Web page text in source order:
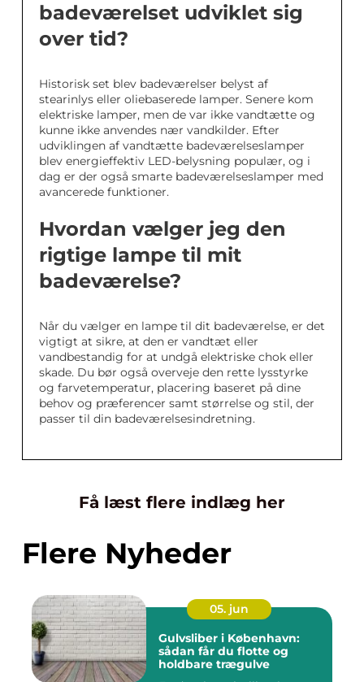
badeværelset udviklet sig
over tid?
Historisk set blev badeværelser belyst af
stearinlys eller oliebaserede lamper. Senere kom
elektriske lamper, men de var ikke vandtætte og
kunne ikke anvendes nær vandkilder. Efter
udviklingen af vandtætte badeværelseslamper
blev energieffektiv LED-belysning populær, og i
dag er der også smarte badeværelseslamper med
avancerede funktioner.
Hvordan vælger jeg den
rigtige lampe til mit
badeværelse?
Når du vælger en lampe til dit badeværelse, er det
vigtigt at sikre, at den er vandtæt eller
vandbestandig for at undgå elektriske chok eller
skade. Du bør også overveje den rette lysstyrke
og farvetemperatur, placering baseret på dine
behov og præferencer samt størrelse og stil, der
passer til din badeværelsesindretning.
Få læst flere indlæg her
Flere Nyheder
05. jun
Gulvsliber i København:
sådan får du flotte og
holdbare trægulve